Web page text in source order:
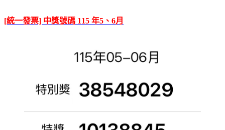
[統一發票] 中獎號碼 115 年5、6月